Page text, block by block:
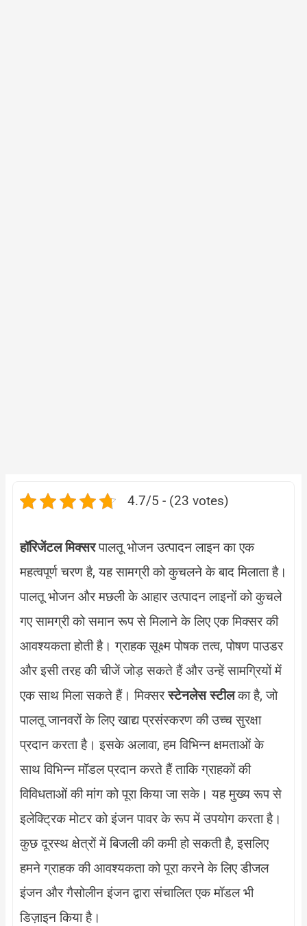
4.7/5 - (23 votes)
हॉरिजेंटल मिक्सरपालतू भोजन उत्पादन लाइन का एक
महत्वपूर्ण चरण है, यह सामग्री को कुचलने के बाद मिलाता है।
पालतू भोजन और मछली के आहार उत्पादन लाइनों को कुचले
गए सामग्री को समान रूप से मिलाने के लिए एक मिक्सर की
आवश्यकता होती है। ग्राहक सूक्ष्म पोषक तत्व, पोषण पाउडर
और इसी तरह की चीजें जोड़ सकते हैं और उन्हें सामग्रियों में
एक साथ मिला सकते हैं। मिक्सरस्टेनलेस स्टीलका है, जो
पालतू जानवरों के लिए खाद्य प्रसंस्करण की उच्च सुरक्षा
प्रदान करता है। इसके अलावा, हम विभिन्न क्षमताओं के
साथ विभिन्न मॉडल प्रदान करते हैं ताकि ग्राहकों की
विविधताओं की मांग को पूरा किया जा सके। यह मुख्य रूप से
इलेक्ट्रिक मोटर को इंजन पावर के रूप में उपयोग करता है।
कुछ दूरस्थ क्षेत्रों में बिजली की कमी हो सकती है, इसलिए
हमने ग्राहक की आवश्यकता को पूरा करने के लिए डीजल
इंजन और गैसोलीन इंजन द्वारा संचालित एक मॉडल भी
डिज़ाइन किया है।